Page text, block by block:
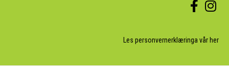
Les personvernerklæringa vår her